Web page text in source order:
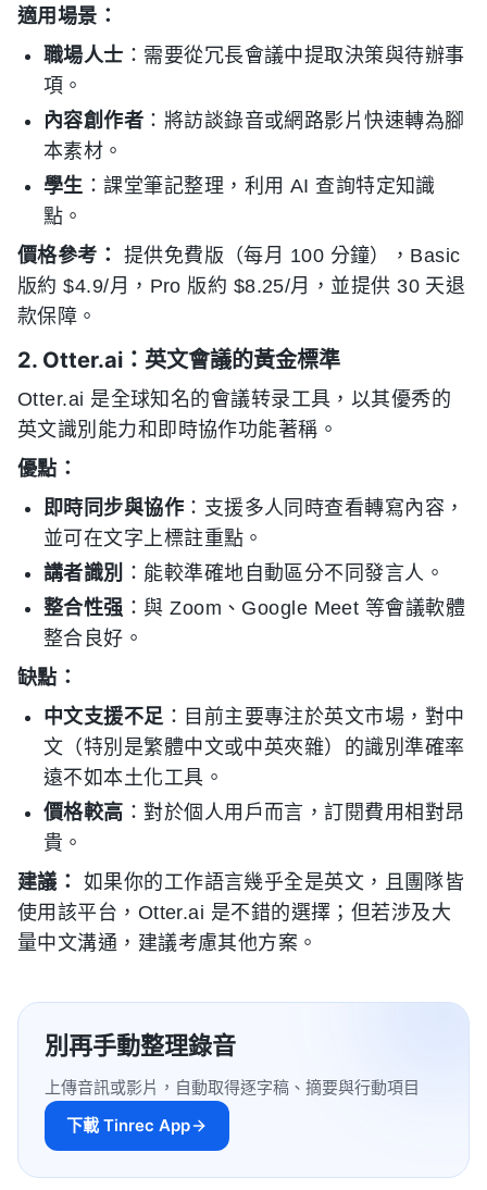
適用場景：
職場人士 ：需要從冗長會議中提取決策與待辦事
項。
內容創作者 ：將訪談錄音或網路影片快速轉為腳
本素材。
學生 ：課堂筆記整理，利用 AI 查詢特定知識
點。
價格參考：
提供免費版（每月 100 分鐘），Basic
版約 $4.9/月，Pro 版約 $8.25/月，並提供 30 天退
款保障。
2. Otter.ai：英文會議的黃金標準
Otter.ai 是全球知名的會議转录工具，以其優秀的
英文識別能力和即時協作功能著稱。
優點：
即時同步與協作 ：支援多人同時查看轉寫內容，
並可在文字上標註重點。
講者識別
：能較準確地自動區分不同發言人。
整合性强 ：與 Zoom、Google Meet 等會議軟體
整合良好。
缺點：
中文支援不足 ：目前主要專注於英文市場，對中
文（特別是繁體中文或中英夾雜）的識別準確率
遠不如本土化工具。
價格較高 ：對於個人用戶而言，訂閱費用相對昂
貴。
建議：
如果你的工作語言幾乎全是英文，且團隊皆
使用該平台，Otter.ai 是不錯的選擇；但若涉及大
量中文溝通，建議考慮其他方案。
別再手動整理錄音
上傳音訊或影片，自動取得逐字稿、摘要與行動項目
下載 Tinrec App